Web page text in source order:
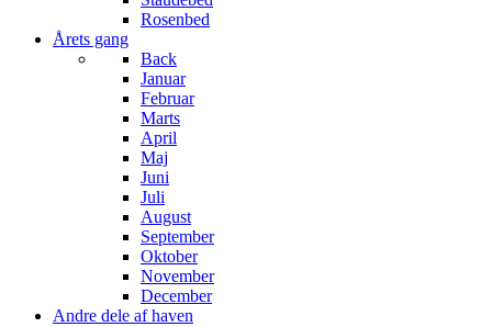
Rosenbed
Årets gang
Back
Januar
Februar
Marts
April
Maj
Juni
Juli
August
September
Oktober
November
December
Andre dele af haven